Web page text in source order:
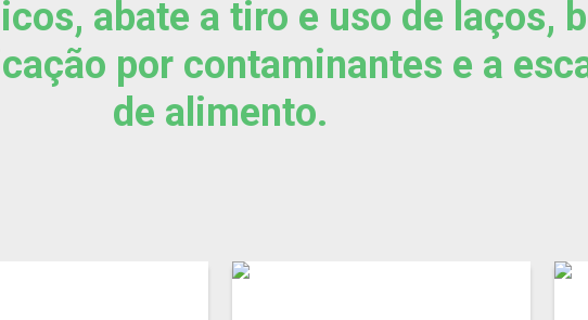
abate a tiro e uso de laços,
por contaminantes e a
de alimento.